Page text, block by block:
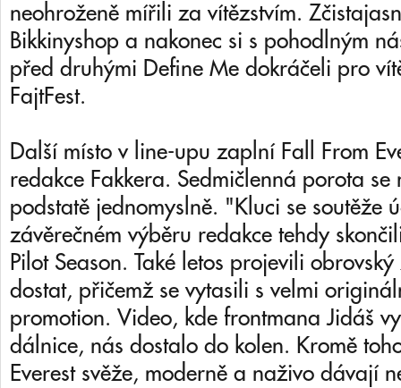
neohroženě mířili za vítězstvím.
Bikkinyshop a nakonec si s pohodlným
před druhými Define Me dokráčeli pro
FajtFest.
Další místo v line-upu zaplní Fall From
redakce Fakkera. Sedmičlenná porota se
podstatě jednomyslně. "Kluci se soutěže
závěrečném výběru redakce tehdy
Pilot Season. Také letos projevili
dostat, přičemž se vytasili s velmi
promotion. Video, kde frontmana Jidáš
dálnice, nás dostalo do kolen. Kromě
Everest svěže, moderně a naživo dávají